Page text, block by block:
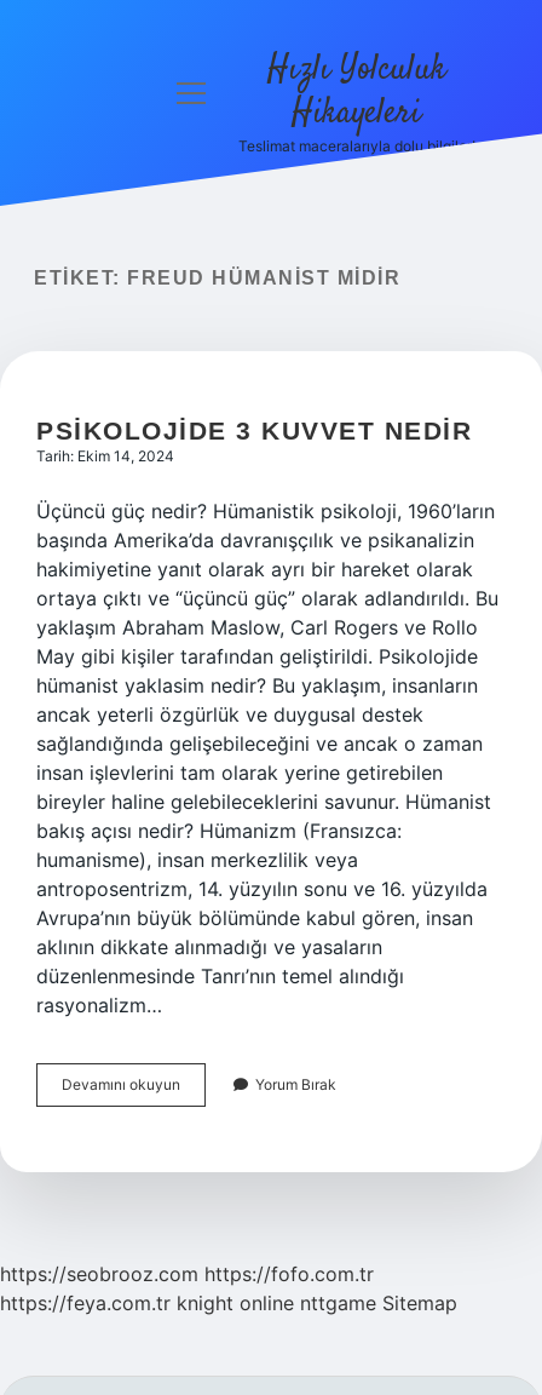
menüyü
Hızlı Yolculuk
Hikayeleri
Teslimat maceralarıyla dolu bilgiler!
ETIKET: FREUD HÜMANIST MIDIR
PSIKOLOJIDE 3 KUVVET NEDIR
Tarih: Ekim 14, 2024
Üçüncü güç nedir? Hümanistik psikoloji, 1960’ların
başında Amerika’da davranışçılık ve psikanalizin
hakimiyetine yanıt olarak ayrı bir hareket olarak
ortaya çıktı ve “üçüncü güç” olarak adlandırıldı. Bu
yaklaşım Abraham Maslow, Carl Rogers ve Rollo
May gibi kişiler tarafından geliştirildi. Psikolojide
hümanist yaklasim nedir? Bu yaklaşım, insanların
ancak yeterli özgürlük ve duygusal destek
sağlandığında gelişebileceğini ve ancak o zaman
insan işlevlerini tam olarak yerine getirebilen
bireyler haline gelebileceklerini savunur. Hümanist
bakış açısı nedir? Hümanizm (Fransızca:
humanisme), insan merkezlilik veya
antroposentrizm, 14. yüzyılın sonu ve 16. yüzyılda
Avrupa’nın büyük bölümünde kabul gören, insan
aklının dikkate alınmadığı ve yasaların
düzenlenmesinde Tanrı’nın temel alındığı
rasyonalizm…
Devamını okuyun Psikolojide
3
Yorum Bırak
https://seobrooz.com https://fofo.com.tr
https://feya.com.tr knight online nttgame Sitemap